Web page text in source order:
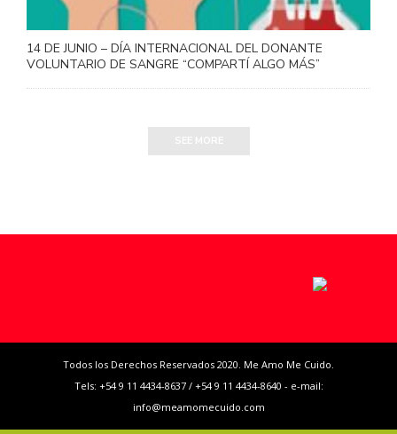
14 DE JUNIO – DÍA INTERNACIONAL DEL DONANTE
VOLUNTARIO DE SANGRE “COMPARTÍ ALGO MÁS”
SEE MORE
Todos los Derechos Reservados 2020. Me Amo Me Cuido.
Tels: +54 9 11 4434-8637 / +54 9 11 4434-8640 - e-mail:
info@meamomecuido.com